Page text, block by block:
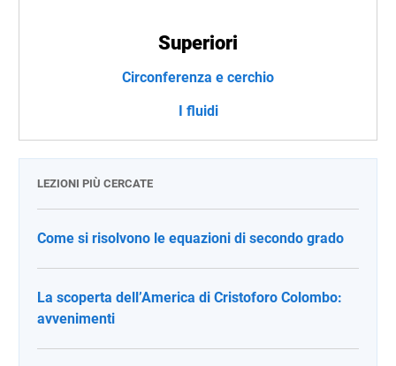
Superiori
Circonferenza e cerchio
I fluidi
LEZIONI PIÙ CERCATE
Come si risolvono le equazioni di secondo grado
La scoperta dell’America di Cristoforo Colombo:
avvenimenti